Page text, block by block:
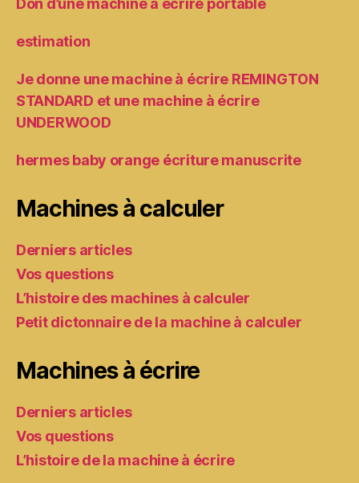
estimation
Je donne une machine à écrire REMINGTON
STANDARD et une machine à écrire
UNDERWOOD
hermes baby orange écriture manuscrite
Machines à calculer
Derniers articles
Vos questions
L’histoire des machines à calculer
Petit dictonnaire de la machine à calculer
Machines à écrire
Derniers articles
Vos questions
L’histoire de la machine à écrire